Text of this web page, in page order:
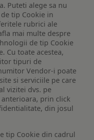
Puteti alege sa nu
tip Cookie in
rubrici ale
mai multe despre
de tip Cookie
Cu toate acestea,
tipuri de
Vendor-i poate
si serviciile pe care
vizitei dvs. pe
prin click
din josul
tip Cookie din cadrul